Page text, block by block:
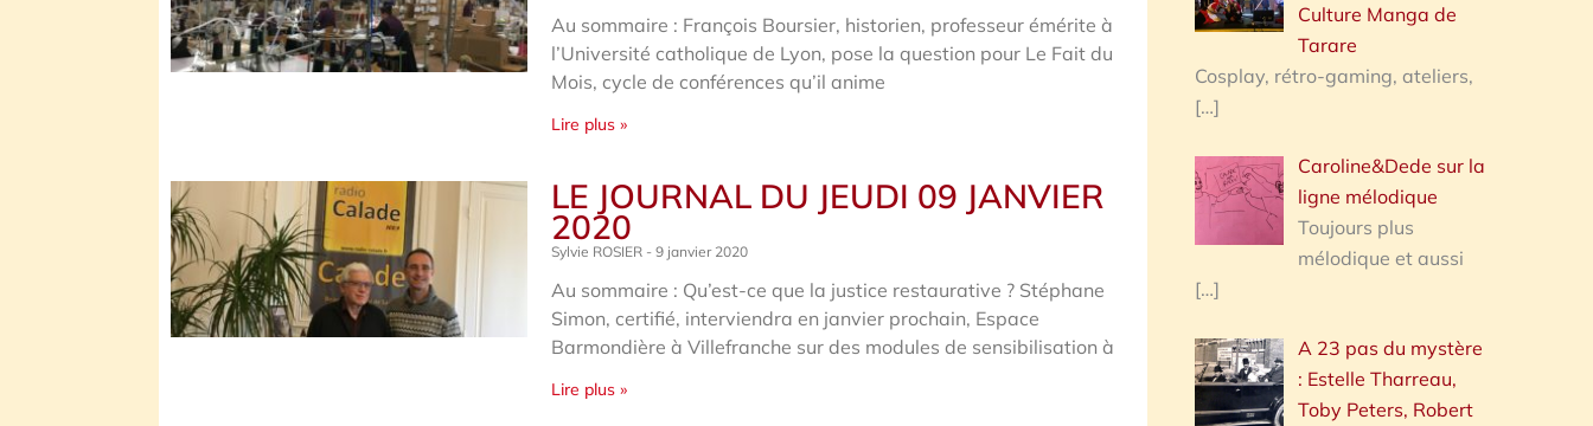
Au sommaire : François Boursier, historien, professeur émérite à
l’Université catholique de Lyon, pose la question pour Le Fait du
Mois, cycle de conférences qu’il anime
Lire plus »
LE JOURNAL DU JEUDI 09 JANVIER
2020
Sylvie ROSIER 9 janvier 2020
Au sommaire : Qu’est-ce que la justice restaurative ? Stéphane
Simon, certifié, interviendra en janvier prochain, Espace
Barmondière à Villefranche sur des modules de sensibilisation à
Lire plus »
Culture Manga de
Tarare
Cosplay, rétro-gaming, ateliers,
[…]
Caroline&Dede sur la
ligne mélodique
Toujours plus
mélodique et aussi
[…]
A 23 pas du mystère
: Estelle Tharreau,
Toby Peters, Robert